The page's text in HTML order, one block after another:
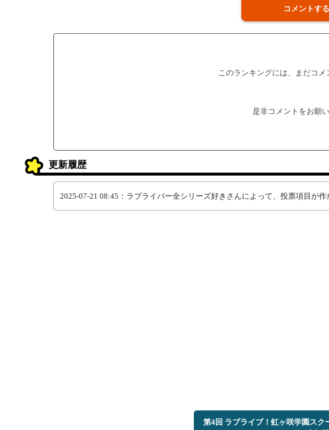
コメントする
このランキングには、まだコメ
是非コメントをお願い
更新履歴
2025-07-21 08:45：ラブライバー全シリーズ好きさんによって、投票項目が作
第4回 ラブライブ！虹ヶ咲学園スク